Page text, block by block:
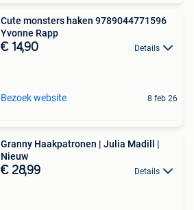
Cute monsters haken 9789044771596
Yvonne Rapp
€ 14,90 Details
Bezoek website 8 feb 26
Granny Haakpatronen | Julia Madill |
Nieuw
€ 28,99 Details